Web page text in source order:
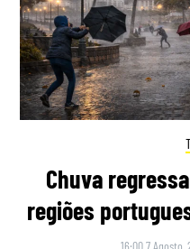
Chuva
regiões
16:00 7 Agosto,